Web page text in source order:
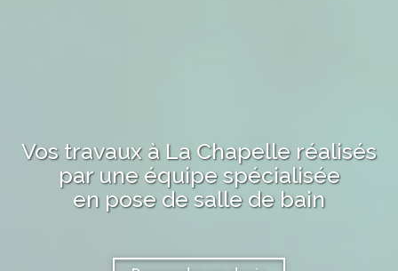
Vos travaux à La Chapelleréalisés
par une équipe spécialisée
en pose de salle de bain